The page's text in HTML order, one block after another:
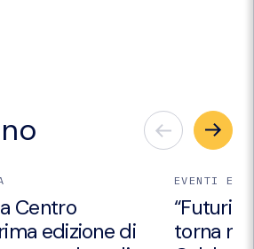
Centro
edizione di
EVENTI E
“Futuri
torna